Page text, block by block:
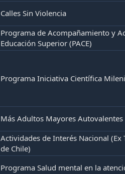
Calles Sin Violencia
Programa de Acompañamiento y
Educación Superior (PACE)
Programa Iniciativa Científica
Más Adultos Mayores Autovalentes
Actividades de Interés Nacional
de Chile)
Programa Salud mental en la